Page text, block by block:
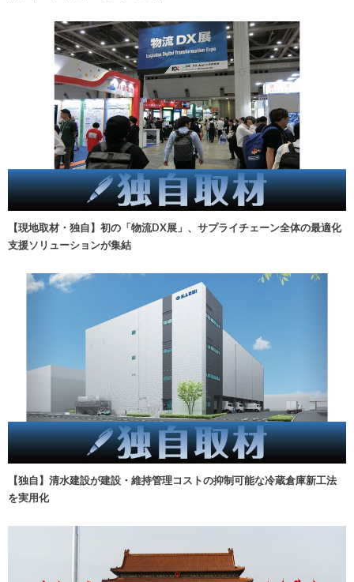
【現地取材・独自】初の「物流DX展」、サプライチェーン全体の最適化
支援ソリューションが集結
【独自】清水建設が建設・維持管理コストの抑制可能な冷蔵倉庫新工法
を実用化